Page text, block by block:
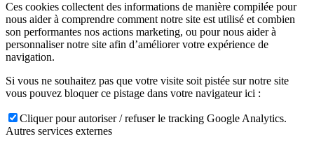
Ces cookies collectent des informations de manière compilée pour
nous aider à comprendre comment notre site est utilisé et combien
son performantes nos actions marketing, ou pour nous aider à
personnaliser notre site afin d’améliorer votre expérience de
navigation.
Si vous ne souhaitez pas que votre visite soit pistée sur notre site
vous pouvez bloquer ce pistage dans votre navigateur ici :
Cliquer pour autoriser / refuser le tracking Google Analytics.
Autres services externes